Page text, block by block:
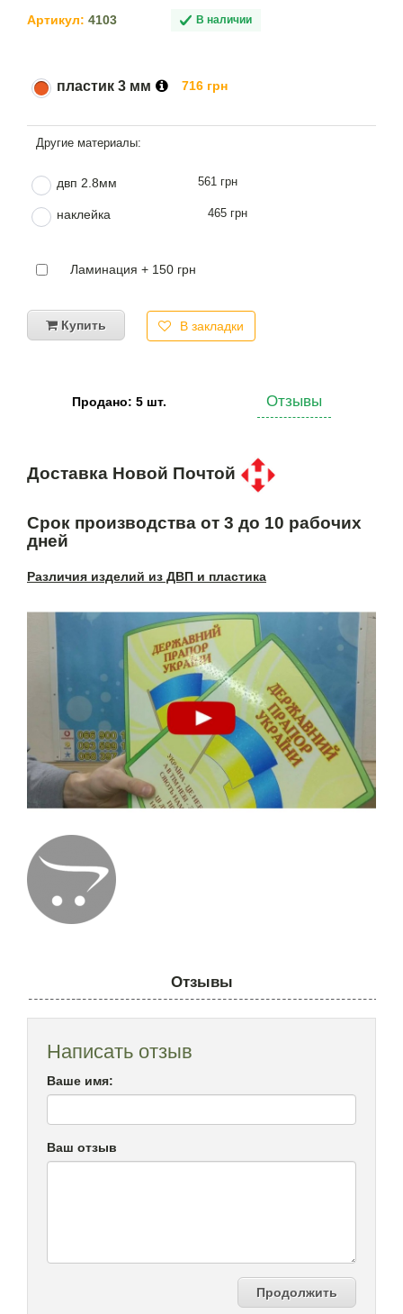
Артикул: 4103 В наличии
пластик 3 мм 716 грн
двп 2.8мм 561 грн
наклейка 465 грн
Ламинация + 150 грн
Купить В закладки
Продано: 5 шт. Отзывы
Доставка Новой Почтой
Срок производства от 3 до 10 рабочих
дней
Различия изделий из ДВП и пластика
Отзывы
Написать отзыв
Ваше имя:
Ваш отзыв
Продолжить